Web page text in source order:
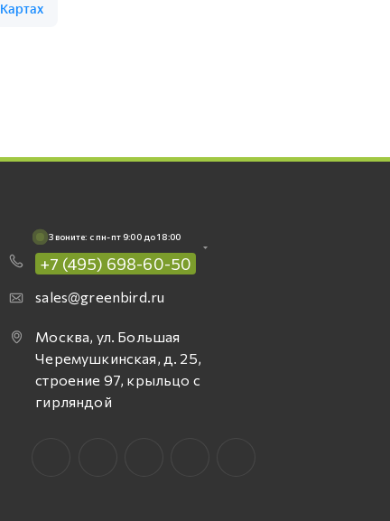
Звоните: c пн-пт 9:00 до 18:00
+7 (495) 698-60-50
sales@greenbird.ru
Москва, ул. Большая
Черемушкинская, д. 25,
строение 97, крыльцо с
гирляндой